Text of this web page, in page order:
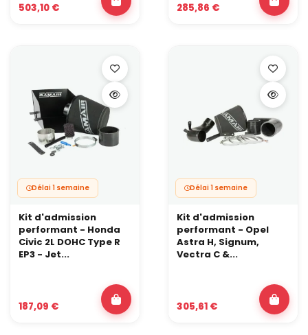
503,10 € 285,86 €
Délai 1 semaine
Kit d'admission
performant - Honda
Civic 2L DOHC Type R
EP3 - Jet...
187,09 €
Délai 1 semaine
Kit d'admission
performant - Opel
Astra H, Signum,
Vectra C &...
305,61 €